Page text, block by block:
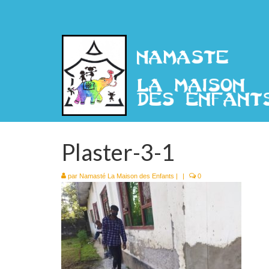
Plaster-3-1
par Namasté La Maison des Enfants | | 0